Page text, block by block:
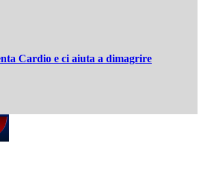
Cardio e ci aiuta a dimagrire